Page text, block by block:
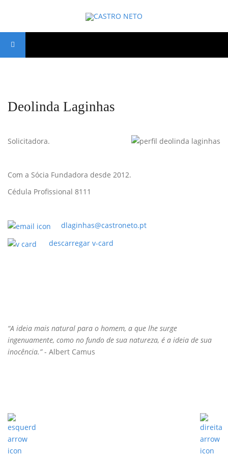
Deolinda Laginhas
Solicitadora.
Com a Sócia Fundadora desde 2012.
Cédula Profissional 8111
dlaginhas@castroneto.pt
descarregar v-card
“A ideia mais natural para o homem, a que lhe surge
ingenuamente, como no fundo de sua natureza, é a ideia de sua
inocência.”- Albert Camus